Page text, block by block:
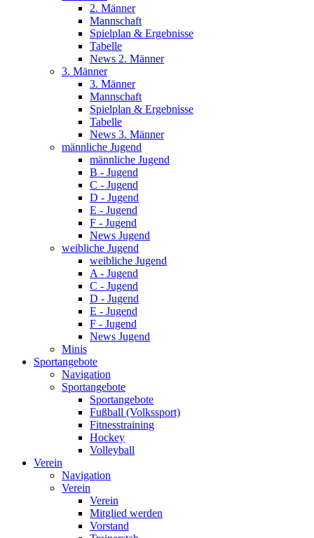
2. Männer
Mannschaft
Spielplan & Ergebnisse
Tabelle
News 2. Männer
3. Männer
3. Männer
Mannschaft
Spielplan & Ergebnisse
Tabelle
News 3. Männer
männliche Jugend
männliche Jugend
B - Jugend
C - Jugend
D - Jugend
E - Jugend
F - Jugend
News Jugend
weibliche Jugend
weibliche Jugend
A - Jugend
C - Jugend
D - Jugend
E - Jugend
F - Jugend
News Jugend
Minis
Sportangebote
Navigation
Sportangebote
Sportangebote
Fußball (Volkssport)
Fitnesstraining
Hockey
Volleyball
Verein
Navigation
Verein
Verein
Mitglied werden
Vorstand